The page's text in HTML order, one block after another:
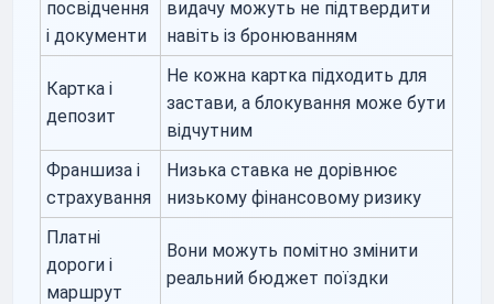
посвідчення
і документи
видачу можуть не підтвердити
навіть із бронюванням
Картка і
депозит
Не кожна картка підходить для
застави, а блокування може бути
відчутним
Франшиза і
страхування
Низька ставка не дорівнює
низькому фінансовому ризику
Платні
дороги і
маршрут
Вони можуть помітно змінити
реальний бюджет поїздки